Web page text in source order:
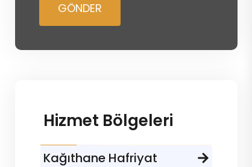
GÖNDER
Hizmet Bölgeleri
Kağıthane Hafriyat